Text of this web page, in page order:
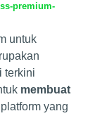
premium-
untuk
terkini
membuat
yang